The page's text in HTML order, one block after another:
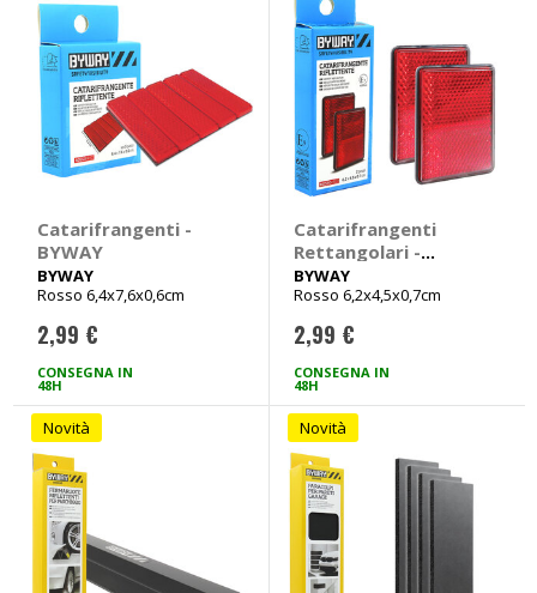
Catarifrangenti -
BYWAY
BYWAY
Rosso 6,4x7,6x0,6cm
2,99 €
CONSEGNA IN
48H
Catarifrangenti
Rettangolari -
BYWAY
BYWAY
Rosso 6,2x4,5x0,7cm
2,99 €
CONSEGNA IN
48H
Novità Novità